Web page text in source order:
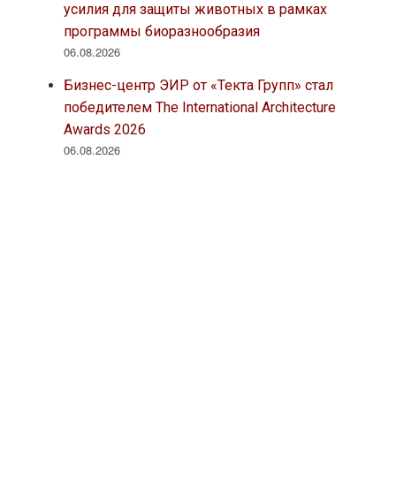
усилия для защиты животных в рамках
программы биоразнообразия
06.08.2026
Бизнес-центр ЭИР от «Текта Групп» стал
победителем The International Architecture
Awards 2026
06.08.2026